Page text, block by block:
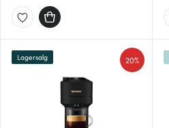
20%
Lagersalg